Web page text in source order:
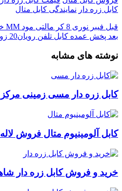
کابل زره دار نمایندگی کابل متال
قبل فیبر نوری 8 کر مالتی مود MM خرید عمده
بعد پخش عمده کابل تلفن رویان20 زوج هوایی
نوشته های مشابه
کابل زره دار مسی زمینی
کابل آلومینیوم متال فروش لاله
خرید و فروش کابل زره دار